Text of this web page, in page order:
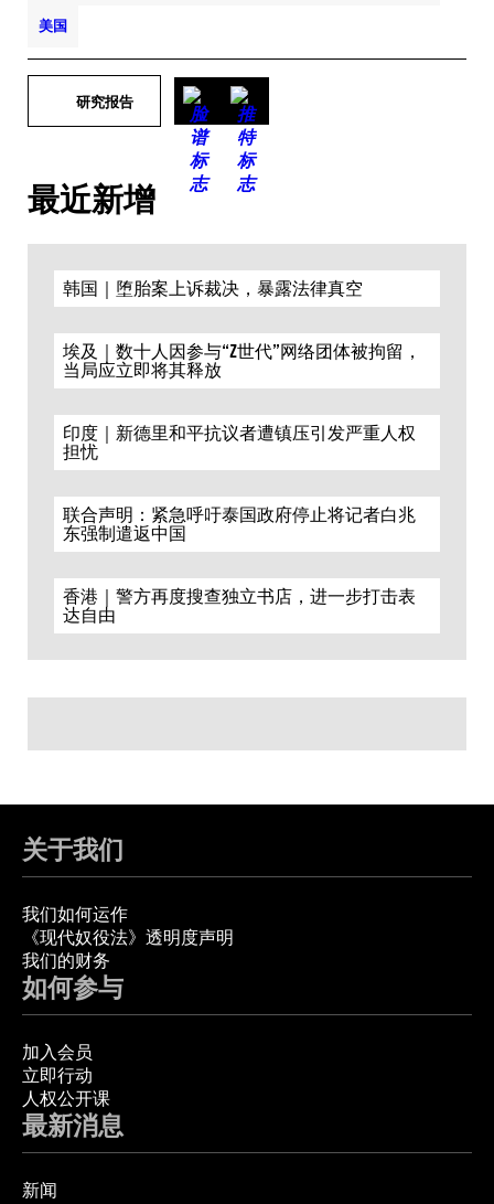
美国
研究报告
最近新增
韩国｜堕胎案上诉裁决，暴露法律真空
埃及｜数十人因参与“Z世代”网络团体被拘留，
当局应立即将其释放
印度｜新德里和平抗议者遭镇压引发严重人权
担忧
联合声明：紧急呼吁泰国政府停止将记者白兆
东强制遣返中国
香港｜警方再度搜查独立书店，进一步打击表
达自由
关于我们
我们如何运作
《现代奴役法》透明度声明
我们的财务
如何参与
加入会员
立即行动
人权公开课
最新消息
新闻